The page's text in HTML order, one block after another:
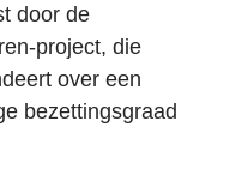
door de
project, die
over een
bezettingsgraad